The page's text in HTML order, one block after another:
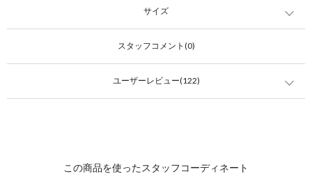
サイズ
スタッフコメント(0)
ユーザーレビュー(122)